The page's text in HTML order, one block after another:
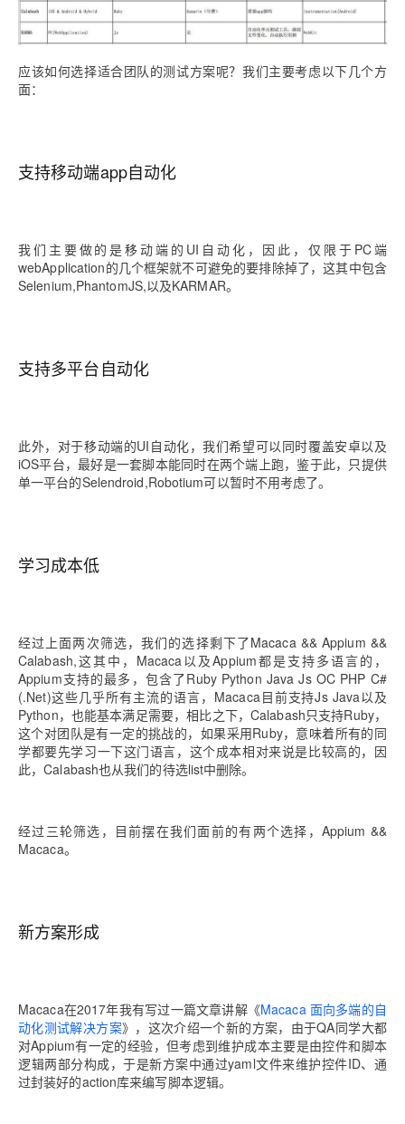
应该如何选择适合团队的测试方案呢？我们主要考虑以下几个方
面：
支持移动端app自动化
我们主要做的是移动端的UI自动化，因此，仅限于PC端
webApplication的几个框架就不可避免的要排除掉了，这其中包含
Selenium,PhantomJS,以及KARMAR。
支持多平台自动化
此外，对于移动端的UI自动化，我们希望可以同时覆盖安卓以及
iOS平台，最好是一套脚本能同时在两个端上跑，鉴于此，只提供
单一平台的Selendroid,Robotium可以暂时不用考虑了。
学习成本低
经过上面两次筛选，我们的选择剩下了Macaca && Appium &&
Calabash,这其中，Macaca以及Appium都是支持多语言的，
Appium支持的最多，包含了Ruby Python Java Js OC PHP C#
(.Net)这些几乎所有主流的语言，Macaca目前支持Js Java以及
Python，也能基本满足需要，相比之下，Calabash只支持Ruby，
这个对团队是有一定的挑战的，如果采用Ruby，意味着所有的同
学都要先学习一下这门语言，这个成本相对来说是比较高的，因
此，Calabash也从我们的待选list中删除。
经过三轮筛选，目前摆在我们面前的有两个选择，Appium &&
Macaca。
新方案形成
Macaca在2017年我有写过一篇文章讲解《Macaca 面向多端的自
动化测试解决方案》，这次介绍一个新的方案，由于QA同学大都
对Appium有一定的经验，但考虑到维护成本主要是由控件和脚本
逻辑两部分构成，于是新方案中通过yaml文件来维护控件ID、通
过封装好的action库来编写脚本逻辑。